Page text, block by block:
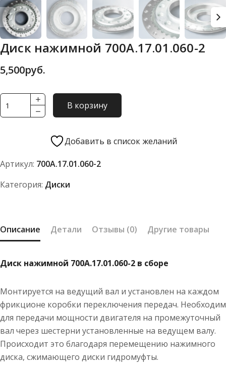
Диск нажимной 700А.17.01.060-2
5,500руб.
Количество
товара
2
В корзину
Добавить в список желаний
Артикул: 700А.17.01.060-2
Категория: Диски
Описание Детали Отзывы (0) Другие товары
Диск нажимной 700А.17.01.060-2 в сборе
Монтируется на ведущий вал и установлен на каждом
фрикционе коробки переключения передач. Необходим
для передачи мощности двигателя на промежуточный
вал через шестерни установленные на ведущем валу.
Происходит это благодаря перемещению нажимного
диска, сжимающего диски гидромуфты.